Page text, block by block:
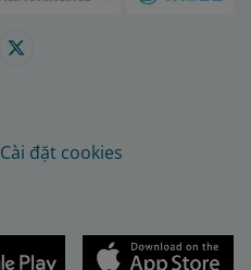
Cài đặt cookies